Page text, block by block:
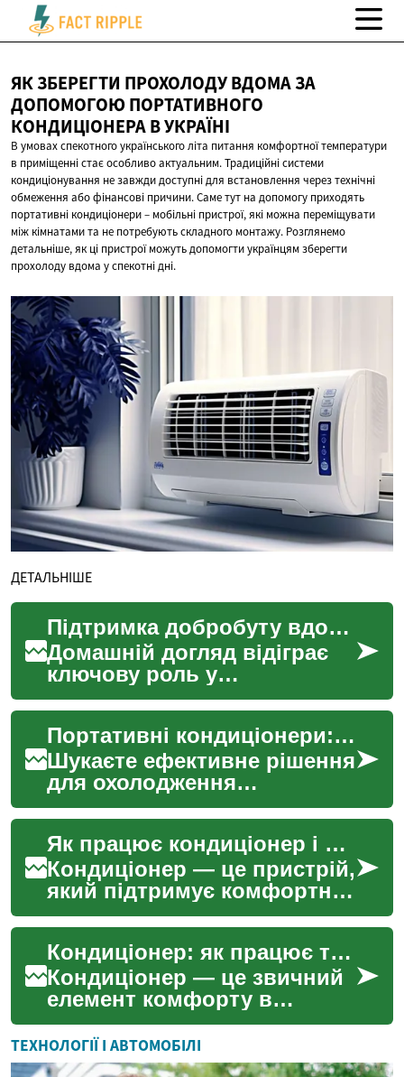
ЯК ЗБЕРЕГТИ ПРОХОЛОДУ ВДОМА ЗА
ДОПОМОГОЮ ПОРТАТИВНОГО
КОНДИЦІОНЕРАВ УКРАЇНІ
В умовах спекотного українського літа питання комфортної температури
в приміщенні стає особливо актуальним. Традиційні системи
кондиціонування не завжди доступні для встановлення через технічні
обмеження або фінансові причини. Саме тут на допомогу приходять
портативні кондиціонери – мобільні пристрої, які можна переміщувати
між кімнатами та не потребують складного монтажу. Розглянемо
детальніше, як ці пристрої можуть допомогти українцям зберегти
прохолоду вдома у спекотні дні.
ДЕТАЛЬНІШЕ
Підтримка добробуту вдома: практичні аспекти
Домашній догляд відіграє
ключову роль у
забезпеченні комфорту та
добробуту людей, які
потребують допомоги у
повсякден...
Портативні кондиціонери: комфорт та прохолода вдома
Шукаєте ефективне рішення
для охолодження
приміщення без складного
монтажу? Портативні
кондиціонери - це
ідеальний ви...
Як працює кондиціонер і як обрати прилад для охолодження вдома
Кондиціонер — це пристрій,
який підтримує комфортну
температуру й вологість у
приміщенні, особливо
влітку, коли спеко...
Кондиціонер: як працює та як обрати охолоджувальний пристрій
Кондиціонер — це звичний
елемент комфорту в
помешканнях і робочих
просторах, особливо влітку,
коли спекотна погода вп...
ТЕХНОЛОГІЇ І АВТОМОБІЛІ